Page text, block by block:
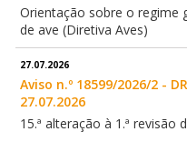
Orientação sobre o regime
de ave (Diretiva Aves)
27.07.2026
Aviso n.º 18599/2026/2 -
27.07.2026
15.ª alteração à 1.ª revisão